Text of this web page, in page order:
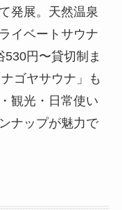
発展。天然温泉
イベートサウナ
530円〜貸切制ま
ゴヤサウナ」も
観光・日常使い
ナップが魅力で